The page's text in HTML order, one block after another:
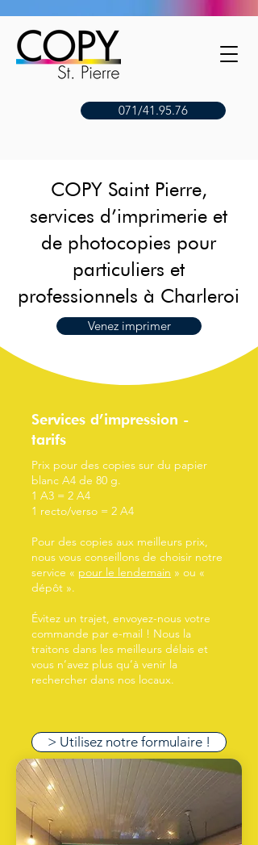
071/41.95.76
COPY Saint Pierre,
services d’imprimerie et
de photocopies pour
particuliers et
professionnels à Charleroi
Venez imprimer
Services d’impression -
tarifs
Prix pour des copies sur du papier
blanc A4 de 80 g.
1 A3 = 2 A4
1 recto/verso = 2 A4
Pour des copies aux meilleurs prix,
nous vous conseillons de choisir notre
service « pour le lendemain » ou «
dépôt ».
Évitez un trajet, envoyez-nous votre
commande par e-mail ! Nous la
traitons dans les meilleurs délais et
vous n’avez plus qu’à venir la
rechercher dans nos locaux.
> Utilisez notre formulaire !